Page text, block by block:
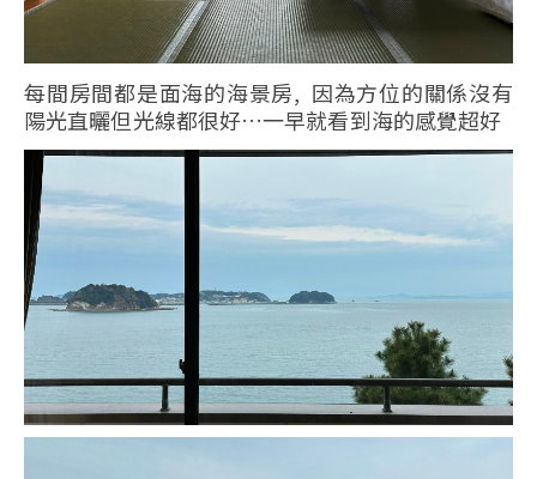
每間房間都是面海的海景房, 因為方位的關係沒有
陽光直曬但光線都很好…一早就看到海的感覺超好